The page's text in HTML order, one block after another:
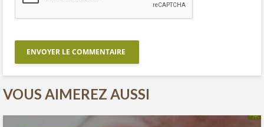
VOUS AIMEREZ AUSSI